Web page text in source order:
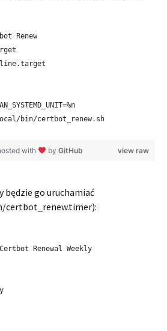
Renew
bin/certbot_renew.sh
view raw
with by GitHub
go uruchamiać
certbot_renew.timer):
Renewal Weekly